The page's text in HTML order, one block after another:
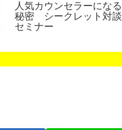
人気カウンセラーになる
秘密 シークレット対談
セミナー